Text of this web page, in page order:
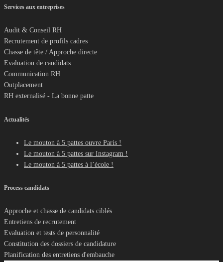
Services aux entreprises
Audit & Conseil RH
Recrutement de profils cadres
Chasse de tête / Approche directe
Evaluation de candidats
Communication RH
Outplacement
RH externalisé - La bonne patte
Actualités
Le mouton à 5 pattes ouvre Paris !
Le mouton à 5 pattes sur Instagram !
Le mouton à 5 pattes à l’école !
Process candidats
Approche et chasse de candidats ciblés
Entretiens de recrutement
Evaluation et tests de personnalité
Constitution des dossiers de candidature
Planification des entretiens d'embauche